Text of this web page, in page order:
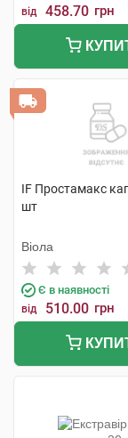
від 458.70 грн
IF Простамакс
шт
Віола
Є в наявності
від 510.00 грн